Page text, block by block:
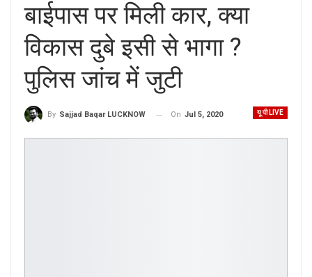
बाईपास पर मिली कार, क्या
विकास दुबे इसी से भागा ?
पुलिस जांच में जुटी
यू पी LIVE
By Sajjad Baqar LUCKNOW On Jul 5, 2020